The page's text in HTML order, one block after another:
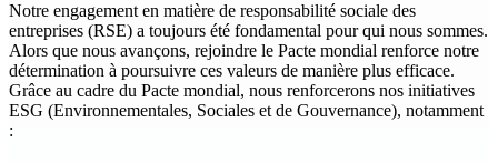
Notre engagement en matière de responsabilité sociale des
entreprises (RSE) a toujours été fondamental pour qui nous sommes.
Alors que nous avançons, rejoindre le Pacte mondial renforce notre
détermination à poursuivre ces valeurs de manière plus efficace.
Grâce au cadre du Pacte mondial, nous renforcerons nos initiatives
ESG (Environnementales, Sociales et de Gouvernance), notamment
: